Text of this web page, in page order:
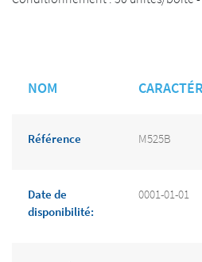
NOM
Référence M525B
Date de
disponibilité:
0001-01-01